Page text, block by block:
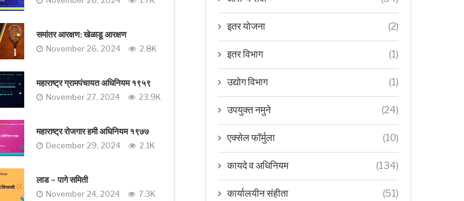
समांतर आरक्षण: खेळाडू आरक्षण
November 26, 2024 2.8K
महाराष्ट्र ग्रामपंचायत अधिनियम १९५९
November 27, 2024 23.9K
महाराष्ट्र रोजगार हमी अधिनियम १९७७
December 29, 2024 2.1K
लाड – पागे समिती
November 24, 2024 7.3K
इतर योजना (2)
इतर विभाग (1)
उद्योग विभाग (1)
उपयुक्त नमुने (24)
एक्सेल फॉर्मुला (10)
कायदे व अधिनियम (134)
कार्यालयीन संहीता (51)